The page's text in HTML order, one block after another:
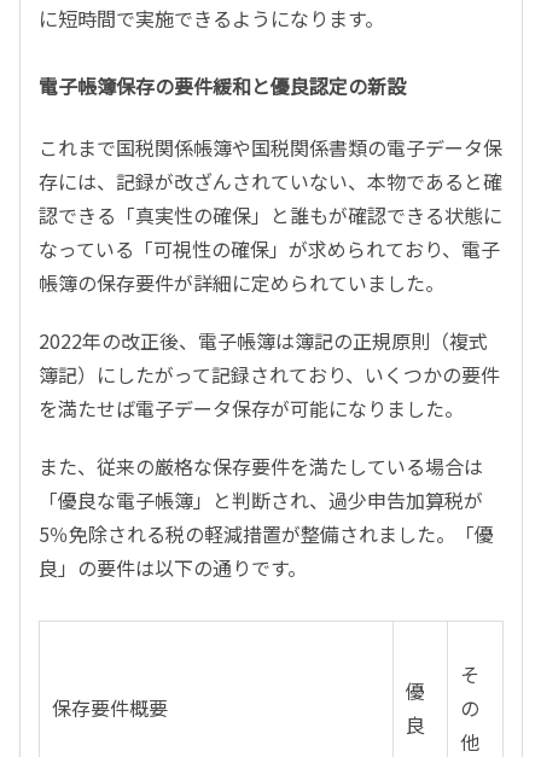
に短時間で実施できるようになります。
電子帳簿保存の要件緩和と優良認定の新設
これまで国税関係帳簿や国税関係書類の電子データ保
存には、記録が改ざんされていない、本物であると確
認できる「真実性の確保」と誰もが確認できる状態に
なっている「可視性の確保」が求められており、電子
帳簿の保存要件が詳細に定められていました。
2022年の改正後、電子帳簿は簿記の正規原則（複式
簿記）にしたがって記録されており、いくつかの要件
を満たせば電子データ保存が可能になりました。
また、従来の厳格な保存要件を満たしている場合は
「優良な電子帳簿」と判断され、過少申告加算税が
5％免除される税の軽減措置が整備されました。「優
良」の要件は以下の通りです。
保存要件概要
優
良
そ
の
他